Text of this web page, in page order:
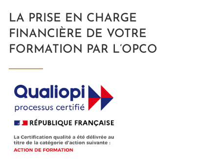
LA PRISE EN CHARGE
FINANCIÈRE DE VOTRE
FORMATION PAR L’OPCO